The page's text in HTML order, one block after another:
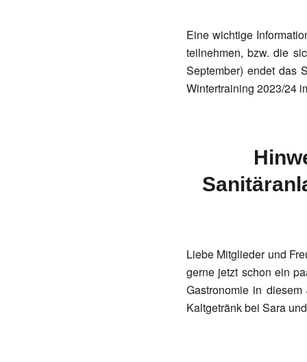
Eine wichtige
teilnehmen, bzw. die
September) endet das
Wintertraining 2023/24
Liebe Mitglieder und
gerne jetzt schon ein
Gastronomie in
Kaltgetränk bei Sara